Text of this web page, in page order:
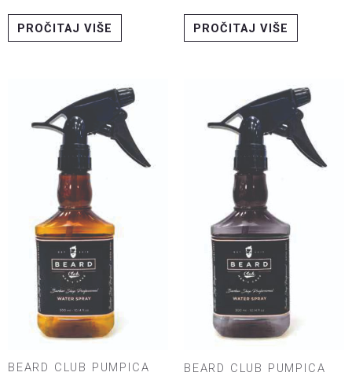
PROČITAJ VIŠE PROČITAJ VIŠE
BEARD CLUB PUMPICA
BEARD CLUB PUMPICA